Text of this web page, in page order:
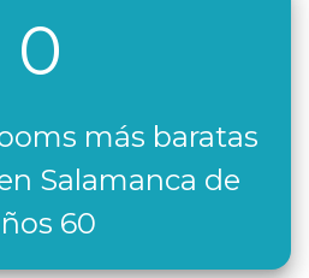
0
más baratas
Salamanca de
60